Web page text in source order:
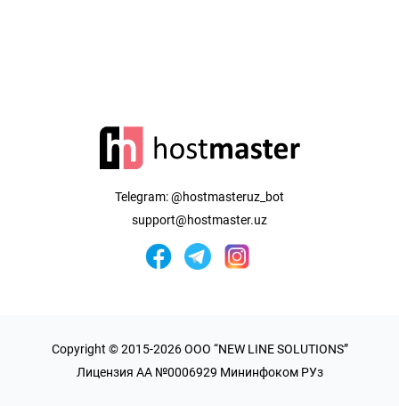
Telegram:@hostmasteruz_bot
support@hostmaster.uz
Copyright © 2015-2026 OOO “NEW LINE SOLUTIONS”
Лицензия AA №0006929 Мининфоком РУз